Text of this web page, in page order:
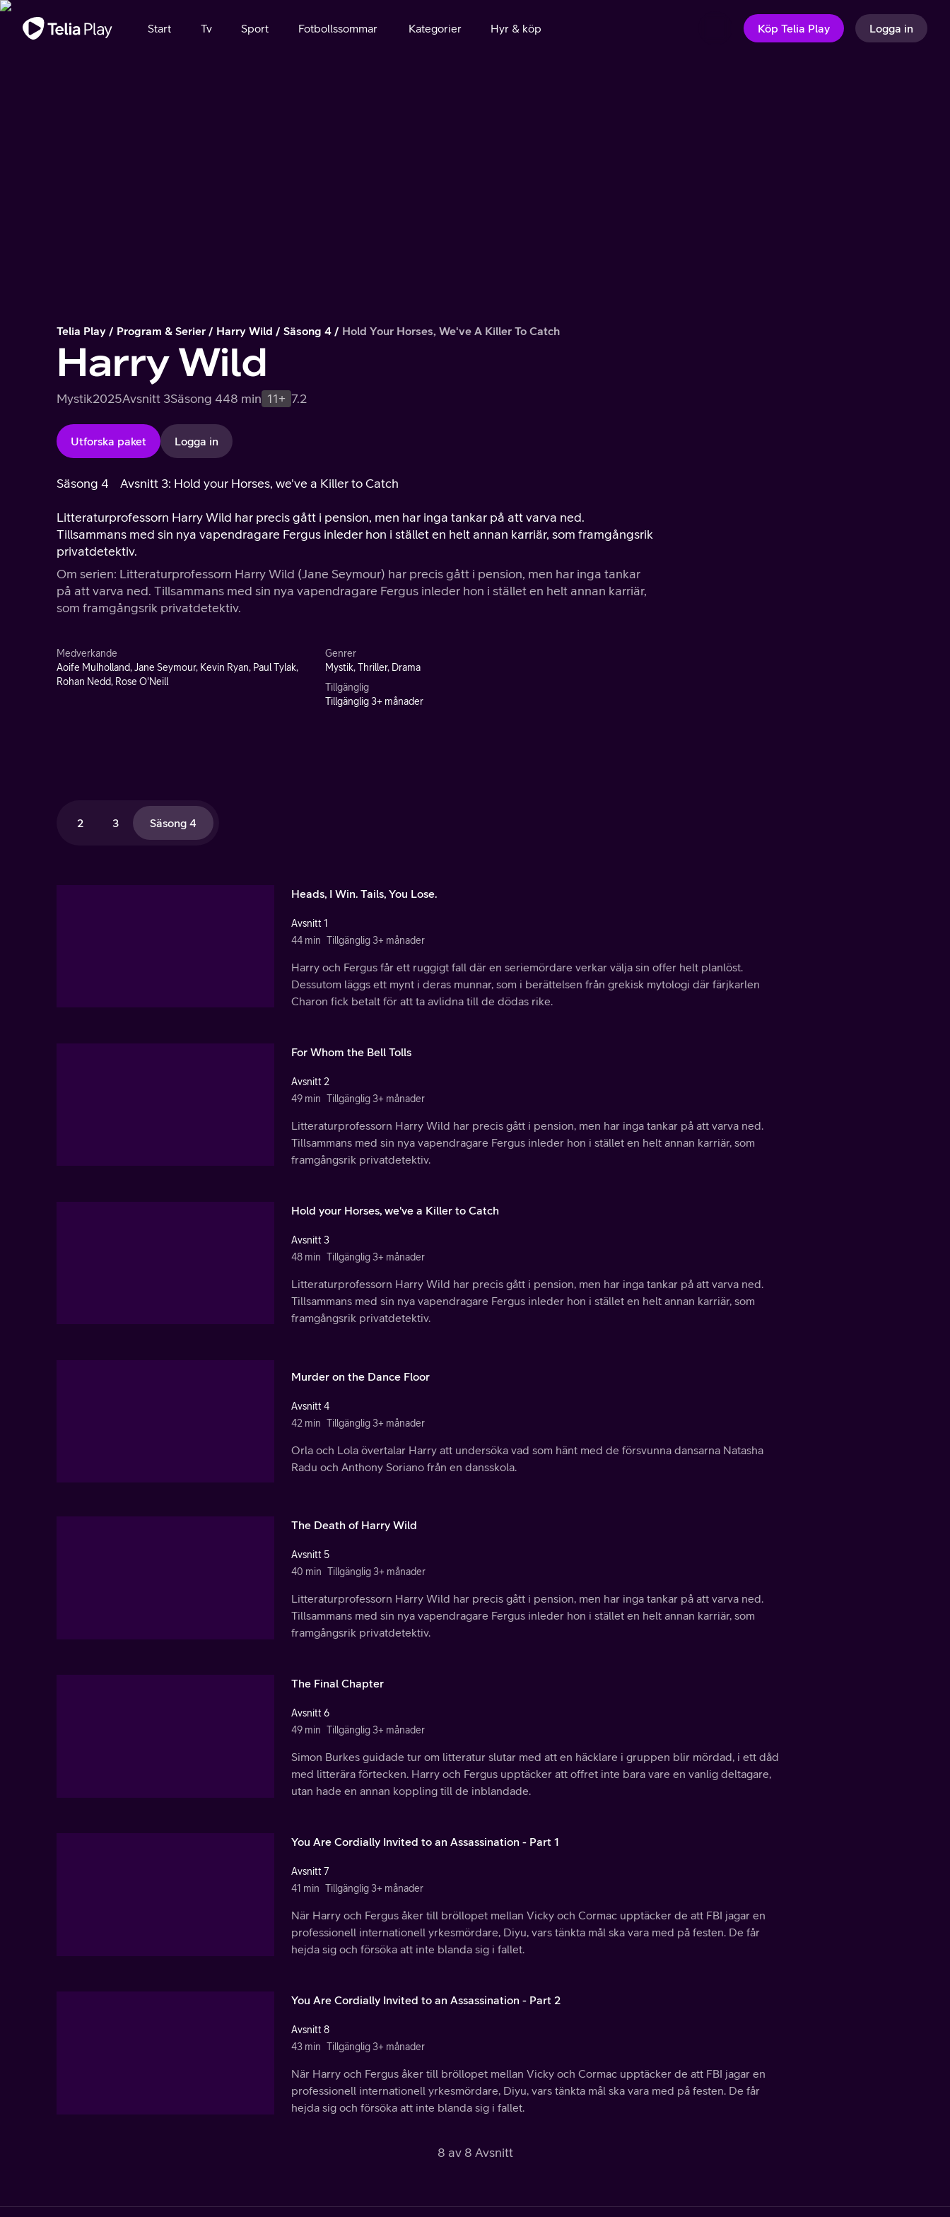
Viktigt meddelande
Start Tv Sport Fotbollssommar Kategorier Hyr & köp Köp Telia Play Logga in
Telia Play Program & Serier Harry Wild Säsong 4 Hold Your Horses, We've A Killer To Catch
Harry Wild
Mystik2025Avsnitt 3Säsong 448 min 11+ 7.2
Utforska paket Logga in
Säsong 4 Avsnitt 3: Hold your Horses, we've a Killer to Catch
Litteraturprofessorn Harry Wild har precis gått i pension, men har inga tankar på att varva ned.
Tillsammans med sin nya vapendragare Fergus inleder hon i stället en helt annan karriär, som framgångsrik
privatdetektiv.
Om serien: Litteraturprofessorn Harry Wild (Jane Seymour) har precis gått i pension, men har inga tankar
på att varva ned. Tillsammans med sin nya vapendragare Fergus inleder hon i stället en helt annan karriär,
som framgångsrik privatdetektiv.
Medverkande
Aoife Mulholland, Jane Seymour, Kevin Ryan, Paul Tylak,
Rohan Nedd, Rose O'Neill
Genrer
Mystik, Thriller, Drama
Tillgänglig
Tillgänglig 3+ månader
2 3 Säsong 4
Heads, I Win. Tails, You Lose.
Avsnitt 1
44 min Tillgänglig 3+ månader
Harry och Fergus får ett ruggigt fall där en seriemördare verkar välja sin offer helt planlöst.
Dessutom läggs ett mynt i deras munnar, som i berättelsen från grekisk mytologi där färjkarlen
Charon fick betalt för att ta avlidna till de dödas rike.
For Whom the Bell Tolls
Avsnitt 2
49 min Tillgänglig 3+ månader
Litteraturprofessorn Harry Wild har precis gått i pension, men har inga tankar på att varva ned.
Tillsammans med sin nya vapendragare Fergus inleder hon i stället en helt annan karriär, som
framgångsrik privatdetektiv.
Hold your Horses, we've a Killer to Catch
Avsnitt 3
48 min Tillgänglig 3+ månader
Litteraturprofessorn Harry Wild har precis gått i pension, men har inga tankar på att varva ned.
Tillsammans med sin nya vapendragare Fergus inleder hon i stället en helt annan karriär, som
framgångsrik privatdetektiv.
Murder on the Dance Floor
Avsnitt 4
42 min Tillgänglig 3+ månader
Orla och Lola övertalar Harry att undersöka vad som hänt med de försvunna dansarna Natasha
Radu och Anthony Soriano från en dansskola.
The Death of Harry Wild
Avsnitt 5
40 min Tillgänglig 3+ månader
Litteraturprofessorn Harry Wild har precis gått i pension, men har inga tankar på att varva ned.
Tillsammans med sin nya vapendragare Fergus inleder hon i stället en helt annan karriär, som
framgångsrik privatdetektiv.
The Final Chapter
Avsnitt 6
49 min Tillgänglig 3+ månader
Simon Burkes guidade tur om litteratur slutar med att en häcklare i gruppen blir mördad, i ett dåd
med litterära förtecken. Harry och Fergus upptäcker att offret inte bara vare en vanlig deltagare,
utan hade en annan koppling till de inblandade.
You Are Cordially Invited to an Assassination - Part 1
Avsnitt 7
41 min Tillgänglig 3+ månader
När Harry och Fergus åker till bröllopet mellan Vicky och Cormac upptäcker de att FBI jagar en
professionell internationell yrkesmördare, Diyu, vars tänkta mål ska vara med på festen. De får
hejda sig och försöka att inte blanda sig i fallet.
You Are Cordially Invited to an Assassination - Part 2
Avsnitt 8
43 min Tillgänglig 3+ månader
När Harry och Fergus åker till bröllopet mellan Vicky och Cormac upptäcker de att FBI jagar en
professionell internationell yrkesmördare, Diyu, vars tänkta mål ska vara med på festen. De får
hejda sig och försöka att inte blanda sig i fallet.
8 av 8 Avsnitt